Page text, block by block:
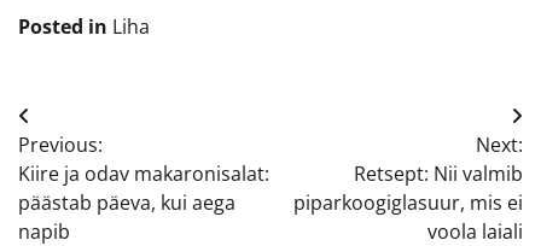
Posted in Liha
Navigeerimine
Previous:
Kiire ja odav makaronisalat:
päästab päeva, kui aega
napib
Next:
Retsept: Nii valmib
piparkoogiglasuur, mis ei
voola laiali